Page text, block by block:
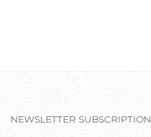
NEWSLETTER SUBSCRIPTION